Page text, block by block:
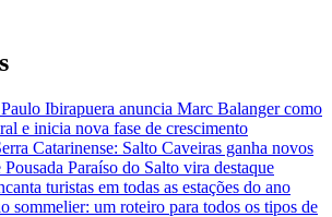
Ibirapuera anuncia Marc Balanger como
e inicia nova fase de crescimento
Catarinense: Salto Caveiras ganha novos
Paraíso do Salto vira destaque
turistas em todas as estações do ano
sommelier: um roteiro para todos os tipos de